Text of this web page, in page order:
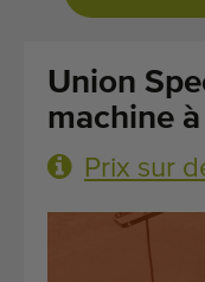
Marques
Union
machine
Prix sur